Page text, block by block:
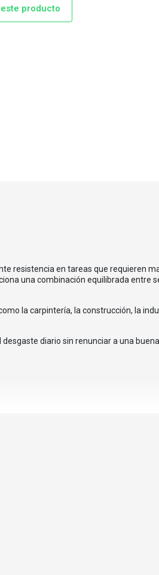
producto
resistencia en tareas que requieren
una combinación equilibrada entre
la carpintería, la construcción, la
diario sin renunciar a una buena